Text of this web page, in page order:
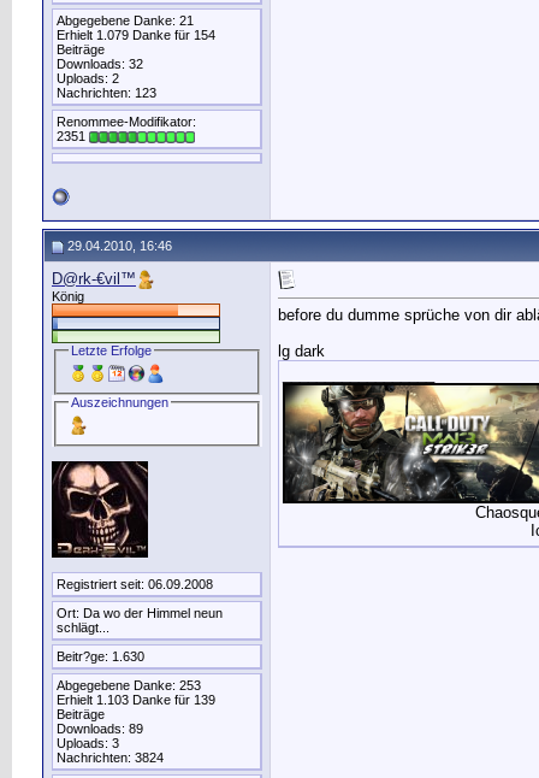
Abgegebene Danke: 21
Erhielt 1.079 Danke für 154
Beiträge
Downloads: 32
Uploads: 2
Nachrichten: 123
Renommee-Modifikator:
2351
29.04.2010, 16:46
D@rk-€vil™
König
Letzte Erfolge
Auszeichnungen
Registriert seit: 06.09.2008
Ort: Da wo der Himmel neun
schlägt...
Beitr?ge: 1.630
Abgegebene Danke: 253
Erhielt 1.103 Danke für 139
Beiträge
Downloads: 89
Uploads: 3
Nachrichten: 3824
before du dumme sprüche von dir
lg dark